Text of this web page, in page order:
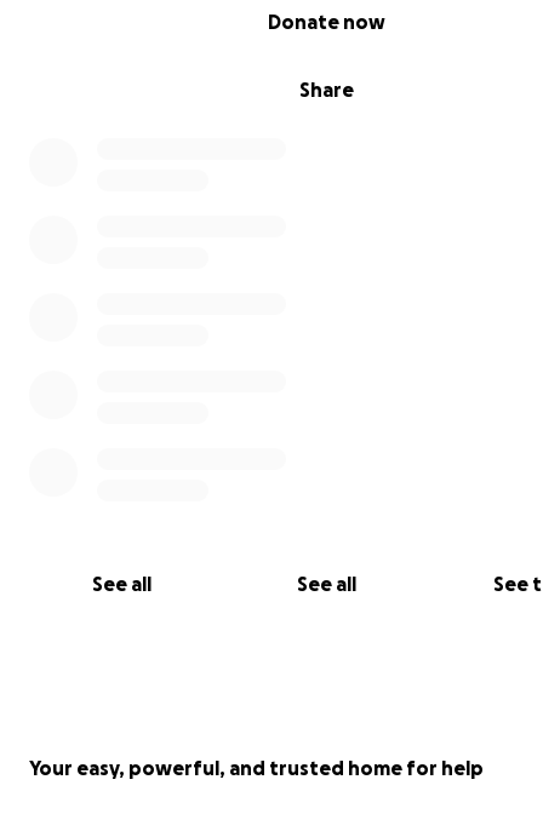
Share
Donate now
See all See all See
Your easy, powerful, and trusted home for help